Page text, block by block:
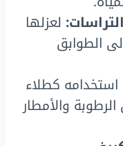
لعزلها
الطوابق
كطلاء
والأمطار